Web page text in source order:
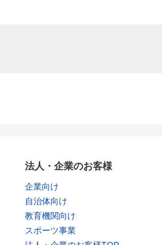
法人・企業のお客様
企業向け
自治体向け
教育機関向け
スポーツ事業